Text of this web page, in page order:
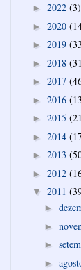
► 2022 (3)
► 2020
► 2019
► 2018
► 2017
► 2016
► 2015
► 2014
► 2013
► 2012
▼ 2011
►
►
►
►